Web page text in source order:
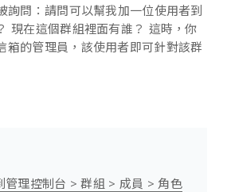
詢問：請問可以幫我加一位使用者到
現在這個群組裡面有誰？ 這時，你
箱的管理員，該使用者即可針對該群
管理控制台 > 群組 > 成員 > 角色